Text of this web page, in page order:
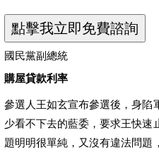
國民黨副總統
購屋貸款利率
參選人王如玄宣布參選後，身陷
少看不下去的藍委，要求王快速
題明明很單純，又沒有違法問題